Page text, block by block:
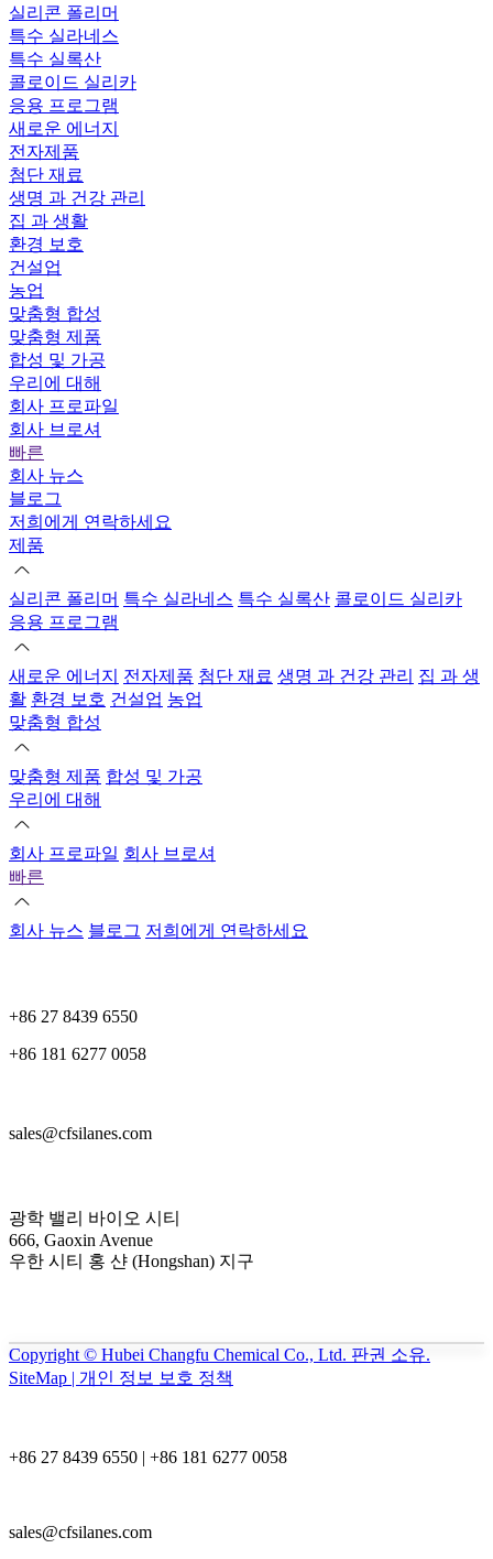
실리콘 폴리머
특수 실라네스
특수 실록산
콜로이드 실리카
응용 프로그램
새로운 에너지
전자제품
첨단 재료
생명 과 건강 관리
집 과 생활
환경 보호
건설업
농업
맞춤형 합성
맞춤형 제품
합성 및 가공
우리에 대해
회사 프로파일
회사 브로셔
빠른
회사 뉴스
블로그
저희에게 연락하세요
제품
실리콘 폴리머 특수 실라네스 특수 실록산 콜로이드 실리카
응용 프로그램
새로운 에너지 전자제품 첨단 재료 생명 과 건강 관리 집 과 생
활 환경 보호 건설업 농업
맞춤형 합성
맞춤형 제품 합성 및 가공
우리에 대해
회사 프로파일 회사 브로셔
빠른
회사 뉴스 블로그 저희에게 연락하세요
+86 27 8439 6550
+86 181 6277 0058
sales@cfsilanes.com
광학 밸리 바이오 시티
666, Gaoxin Avenue
우한 시티 홍 샨 (Hongshan) 지구
Copyright © Hubei Changfu Chemical Co., Ltd. 판권 소유.
SiteMap | 개인 정보 보호 정책
+86 27 8439 6550 | +86 181 6277 0058
sales@cfsilanes.com